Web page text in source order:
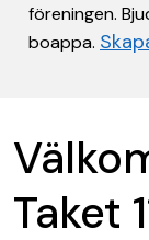
föreningen.
boappa.
Taket